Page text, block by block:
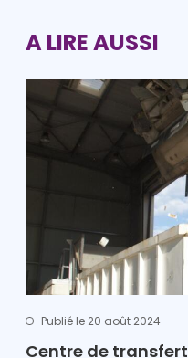
A LIRE AUSSI
Publié le 20 août 2024
Centre de transfert